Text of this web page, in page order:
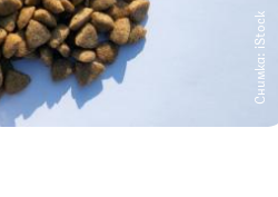
Снимка: iStock